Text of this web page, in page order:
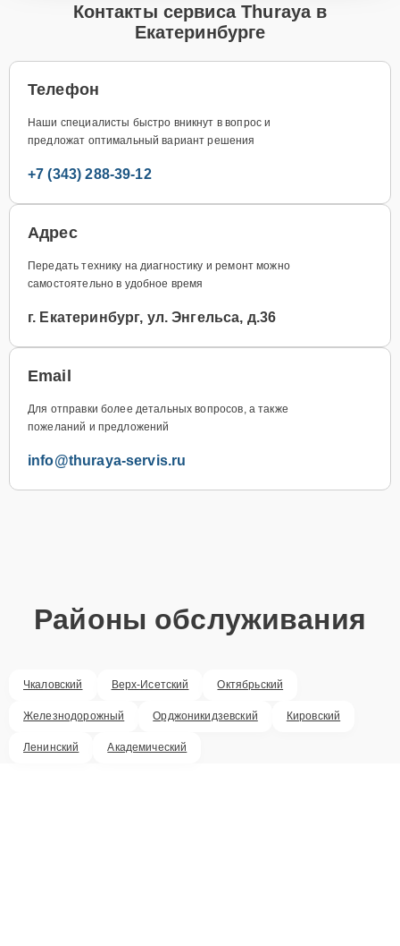
Контакты сервиса Thuraya в
Екатеринбурге
Телефон
Наши специалисты быстро вникнут в вопрос и
предложат оптимальный вариант решения
+7 (343) 288-39-12
Адрес
Передать технику на диагностику и ремонт можно
самостоятельно в удобное время
г. Екатеринбург, ул. Энгельса, д.36
Email
Для отправки более детальных вопросов, а также
пожеланий и предложений
info@thuraya-servis.ru
Районы обслуживания
Чкаловский Верх-Исетский Октябрьский
Железнодорожный Орджоникидзевский Кировский
Ленинский Академический